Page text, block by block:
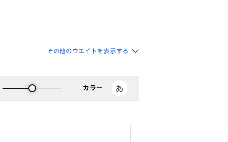
その他のウエイトを表示する
カラー